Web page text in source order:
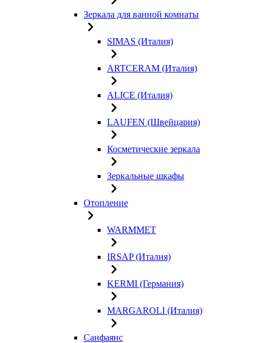
Зеркала для ванной комнаты
SIMAS (Италия)
ARTCERAM (Италия)
ALICE (Италия)
LAUFEN (Швейцария)
Косметические зеркала
Зеркальные шкафы
Отопление
WARMMET
IRSAP (Италия)
KERMI (Германия)
MARGAROLI (Италия)
Санфаянс